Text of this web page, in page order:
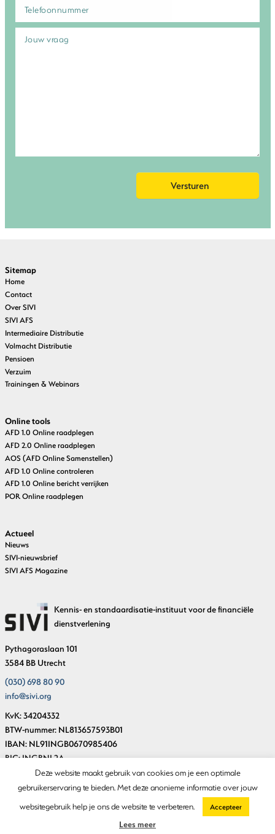
Sitemap
Home
Contact
Over SIVI
SIVI AFS
Intermediaire Distributie
Volmacht Distributie
Pensioen
Verzuim
Trainingen & Webinars
Online tools
AFD 1.0 Online raadplegen
AFD 2.0 Online raadplegen
AOS (AFD Online Samenstellen)
AFD 1.0 Online controleren
AFD 1.0 Online bericht verrijken
POR Online raadplegen
Actueel
Nieuws
SIVI-nieuwsbrief
SIVI AFS Magazine
Kennis- en standaardisatie-instituut voor de financiële
dienstverlening
Pythagoraslaan 101
3584 BB Utrecht
(030) 698 80 90
info@sivi.org
KvK: 34204332
BTW-nummer: NL813657593B01
IBAN: NL91INGB0670985406
BIC: INGBNL2A
Privacystatement
Deze website maakt gebruik van cookies om je een optimale
gebruikerservaring te bieden. Met deze anonieme informatie over jouw
websitegebruik help je ons de website te verbeteren.
Accepteer
Lees meer